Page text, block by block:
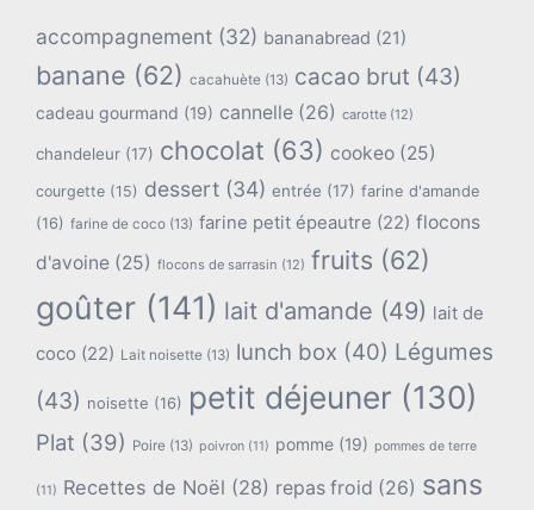
accompagnement (32) bananabread (21)
banane (62) cacahuète (13) cacao brut (43)
cadeau gourmand (19) cannelle (26) carotte (12)
chandeleur (17) chocolat (63) cookeo (25)
courgette (15) dessert (34) entrée (17) farine d'amande
(16) farine de coco (13) farine petit épeautre (22) flocons
d'avoine (25) flocons de sarrasin (12) fruits (62)
goûter (141) lait d'amande (49) lait de
coco (22) Lait noisette (13) lunch box (40) Légumes
(43) noisette (16) petit déjeuner (130)
Plat (39) Poire (13) poivron (11) pomme (19) pommes de terre
(11) Recettes de Noël (28) repas froid (26) sans